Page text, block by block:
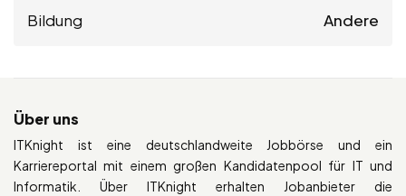
Bildung Andere
Über uns
ITKnight ist eine deutschlandweite Jobbörse und ein
Karriereportal mit einem großen Kandidatenpool für IT und
Informatik. Über ITKnight erhalten Jobanbieter die